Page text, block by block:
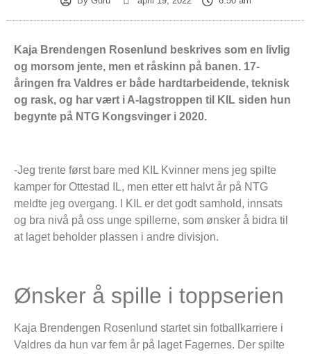
Kaja Brendengen Rosenlund beskrives som en livlig
og morsom jente, men et råskinn på banen. 17-
åringen fra Valdres er både hardtarbeidende, teknisk
og rask, og har vært i A-lagstroppen til KIL siden hun
begynte på NTG Kongsvinger i 2020.
-Jeg trente først bare med KIL Kvinner mens jeg spilte
kamper for Ottestad IL, men etter ett halvt år på NTG
meldte jeg overgang. I KIL er det godt samhold, innsats
og bra nivå på oss unge spillerne, som ønsker å bidra til
at laget beholder plassen i andre divisjon.
Ønsker å spille i toppserien
Kaja Brendengen Rosenlund startet sin fotballkarriere i
Valdres da hun var fem år på laget Fagernes. Der spilte